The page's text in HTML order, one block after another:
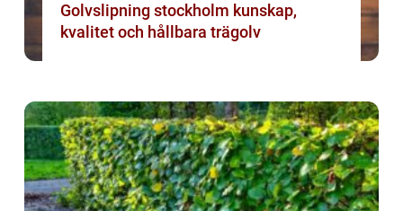
Golvslipning stockholm kunskap,
kvalitet och hållbara trägolv